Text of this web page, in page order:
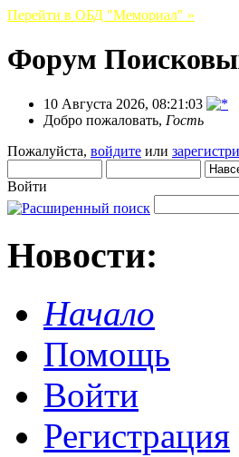
Перейти в ОБД "Мемориал" »
Форум
10 Августа 2026, 08:21:03
Добро пожаловать, Гость
Пожалуйста, войдите или
Войти
Новости:
Начало
Помощь
Войти
Регистрация